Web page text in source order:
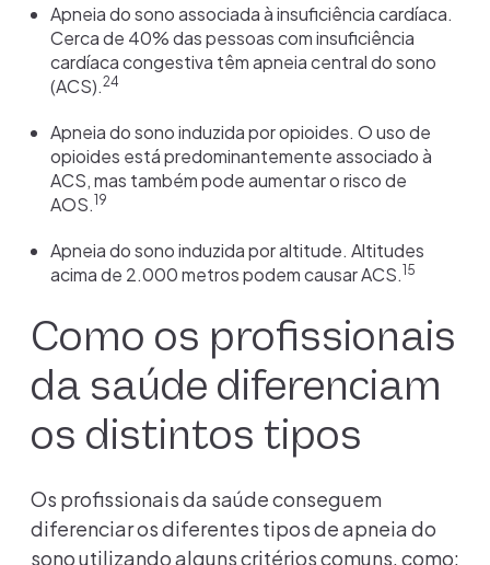
Apneia do sono associada à insuficiência cardíaca.
Cerca de 40% das pessoas com insuficiência
cardíaca congestiva têm apneia central do sono
(ACS).24
Apneia do sono induzida por opioides. O uso de
opioides está predominantemente associado à
ACS, mas também pode aumentar o risco de
AOS.19
Apneia do sono induzida por altitude. Altitudes
acima de 2.000 metros podem causar ACS.15
Como os profissionais
da saúde diferenciam
os distintos tipos
Os profissionais da saúde conseguem
diferenciar os diferentes tipos de apneia do
sono utilizando alguns critérios comuns, como: